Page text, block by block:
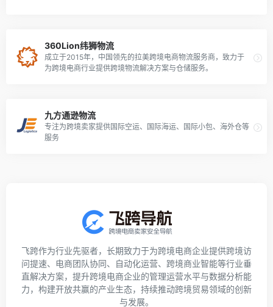
360Lion纬狮物流
成立于2015年，中国领先的拉美跨境电商物流服务商，致力于
为跨境电商行业提供跨境物流解决方案与仓储服务。
九方通逊物流
专注为跨境卖家提供国际空运、国际海运、国际小包、海外仓等
服务
飞跨作为行业先驱者，长期致力于为跨境电商企业提供跨境访
问提速、电商团队协同、自动化运营、跨境商业智能等行业垂
直解决方案，提升跨境电商企业的管理运营水平与数据分析能
力，构建开放共赢的产业生态，持续推动跨境贸易领域的创新
与发展。